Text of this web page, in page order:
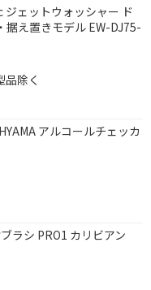
ェットウォッシャー ド
据え置きモデル EW-DJ75-
除く
アルコールチェッカ
ラシ PRO1 カリビアン
む
指定したワード